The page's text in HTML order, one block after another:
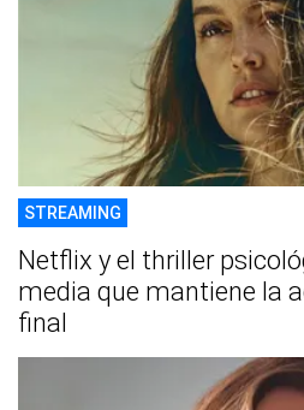
STREAMING
Netflix y el thriller
media que mantiene la
final